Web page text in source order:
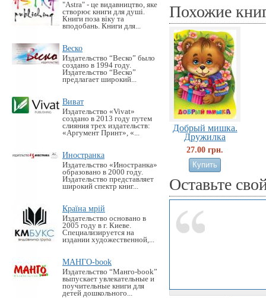
"Astra" - це видавництво, яке
створює книги для душі.
Книги поза віку та
вподобань. Книги для...
Веско
Издательство “Веско” было
создано в 1994 году.
Издательство “Веско”
предлагает широкий...
Виват
Издательство «Vivat»
создано в 2013 году путем
слияния трех издательств:
«Аргумент Принт», «...
Иностранка
Издательство «Иностранка»
образовано в 2000 году.
Издательство представляет
широкий спектр книг...
Країна мрій
Издательство основано в
2005 году в г. Киеве.
Специализируется на
издании художественной,...
МАНГО-book
Издательство “Манго-book”
выпускает увлекательные и
поучительные книги для
детей дошкольного...
Похожие
Добрый мишка.
Дружилка
27.00 грн.
Оставьте